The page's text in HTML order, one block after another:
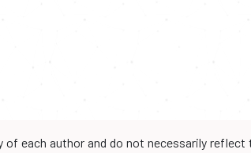
each author and do not necessarily